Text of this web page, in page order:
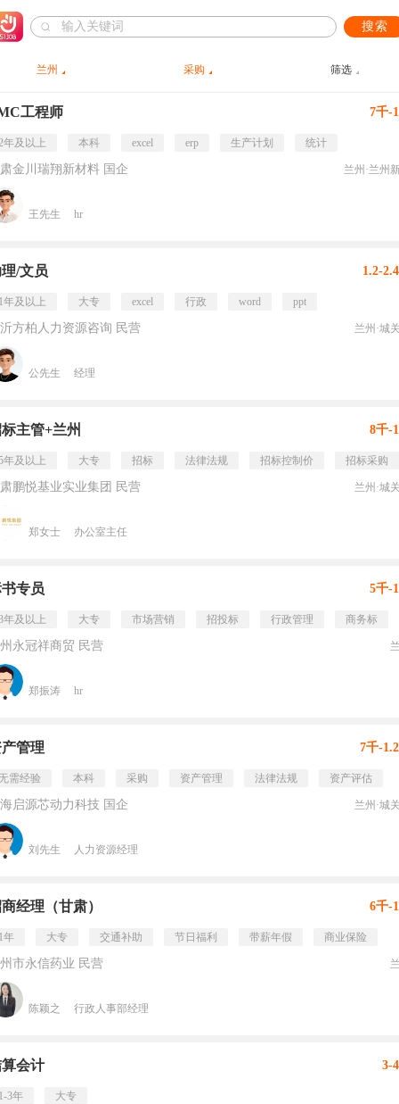
搜索
兰州 采购 筛选
工程师 7千-
年及以上 本科 excel erp 生产计划 统计
金川瑞翔新材料 国企 兰州·兰州
王先生 hr
/文员 1.2-
年及以上 大专 excel 行政 word ppt
方柏人力资源咨询 民营 兰州·城
公先生 经理
主管+兰州 8千-
年及以上 大专 招标 法律法规 招标控制价 招标采购
鹏悦基业实业集团 民营 兰州·城
郑女士 办公室主任
专员 5千-
年及以上 大专 市场营销 招投标 行政管理 商务标
永冠祥商贸 民营
郑振涛 hr
管理 7千-
需经验 本科 采购 资产管理 法律法规 资产评估
启源芯动力科技 国企 兰州·城
刘先生 人力资源经理
经理（甘肃） 6千-
年 大专 交通补助 节日福利 带薪年假 商业保险
市永信药业 民营
陈颖之 行政人事部经理
会计 3-
3年 大专